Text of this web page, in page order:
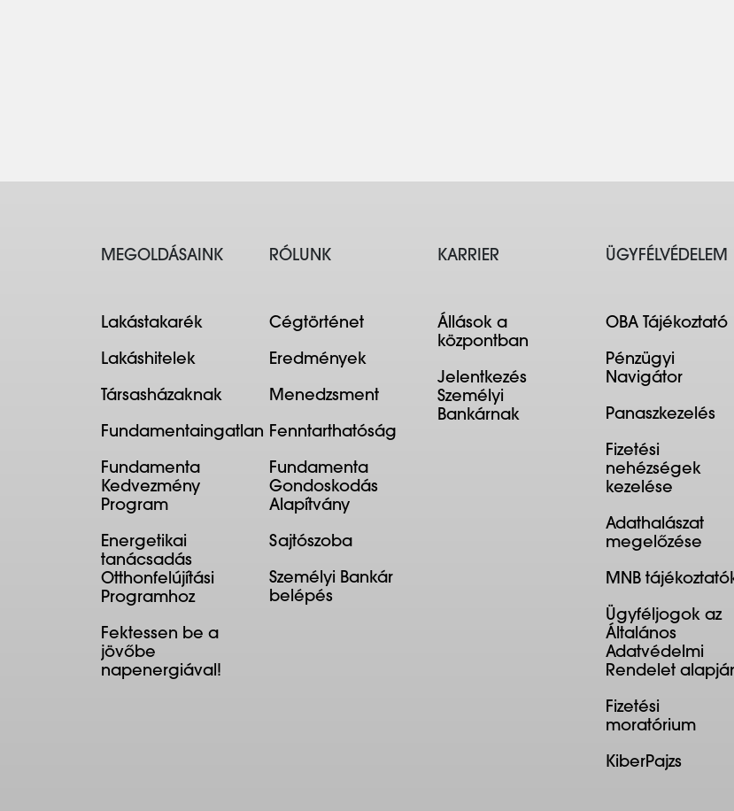
MEGOLDÁSAINK
Lakástakarék
Lakáshitelek
Társasházaknak
Fundamentaingatlan
Fundamenta
Kedvezmény
Program
Energetikai
tanácsadás
Otthonfelújítási
Programhoz
Fektessen be a
jövőbe
napenergiával!
RÓLUNK
Cégtörténet
Eredmények
Menedzsment
Fenntarthatóság
Fundamenta
Gondoskodás
Alapítvány
Sajtószoba
Személyi Bankár
belépés
KARRIER
Állások a
központban
Jelentkezés
Személyi
Bankárnak
ÜGYFÉLVÉDELEM
OBA Tájékoztató
Pénzügyi
Navigátor
Panaszkezelés
Fizetési
nehézségek
kezelése
Adathalászat
megelőzése
MNB
Ügyféljogok az
Általános
Adatvédelmi
Rendelet
Fizetési
moratórium
KiberPajzs